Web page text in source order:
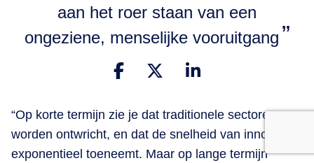
aan het roer staan van een
ongeziene, menselijke vooruitgang
“Op korte termijn zie je dat traditionele sectoren
worden ontwricht, en dat de snelheid van innovaties
exponentieel toeneemt. Maar op lange termijn